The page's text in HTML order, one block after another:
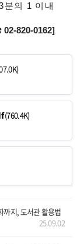
분의 1 이내
02-820-0162]
(760.4K)
까지, 도서관 활용법
25.09.02